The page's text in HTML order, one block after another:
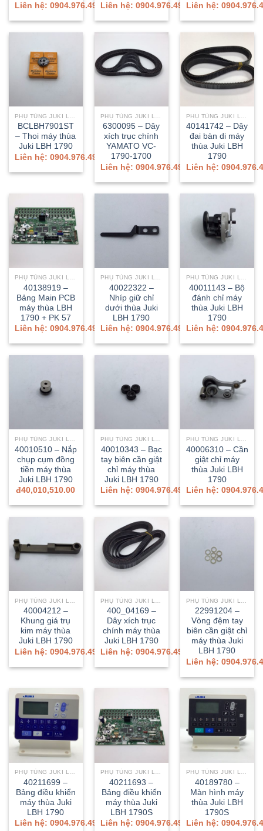
Liên hệ: 0904.976.499 Liên hệ: 0904.976.499 Liên hệ:
BCLBH7901ST
– Thoi máy thùa
Juki LBH 1790
Liên hệ: 0904.976.499
6300095 – Dây
xích trục chính
YAMATO VC-
1790-1700
Liên hệ: 0904.976.499
40141742 – Dây
đai bàn di máy
thùa Juki LBH
1790
Liên hệ:
PHỤ TÙNG JUKI LBH-1790A/1790AN
40138919 –
Bảng Main PCB
máy thùa LBH
1790 + PK 57
Liên hệ: 0904.976.499
PHỤ TÙNG JUKI LBH-1790A/1790AN
40022322 –
Nhíp giữ chỉ
dưới thùa Juki
LBH 1790
Liên hệ: 0904.976.499
PHỤ TÙNG JUKI LBH-1790A/1790AN
40011143 – Bộ
đánh chỉ máy
thùa Juki LBH
1790
Liên hệ:
40010510 – Nắp
chụp cụm đồng
tiền máy thùa
Juki LBH 1790
đ40,010,510.00
40010343 – Bạc
tay biên cần giật
chỉ máy thùa
Juki LBH 1790
Liên hệ: 0904.976.499
40006310 – Cần
giật chỉ máy
thùa Juki LBH
1790
Liên hệ:
40004212 –
Khung giá trụ
kim máy thùa
Juki LBH 1790
Liên hệ: 0904.976.499
400_04169 –
Dây xích trục
chính máy thùa
Juki LBH 1790
Liên hệ: 0904.976.499
22991204 –
Vòng đệm tay
biên cần giật chỉ
máy thùa Juki
LBH 1790
Liên hệ:
PHỤ TÙNG JUKI LBH-1790A/1790AN
40211699 –
Bảng điều khiển
máy thùa Juki
LBH 1790
Liên hệ: 0904.976.499
PHỤ TÙNG JUKI LBH-1790A/1790AN
40211693 –
Bảng điều khiển
máy thùa Juki
LBH 1790S
Liên hệ: 0904.976.499
PHỤ TÙNG JUKI LBH-1790A/1790AN
40189780 –
Màn hình máy
thùa Juki LBH
1790S
Liên hệ: